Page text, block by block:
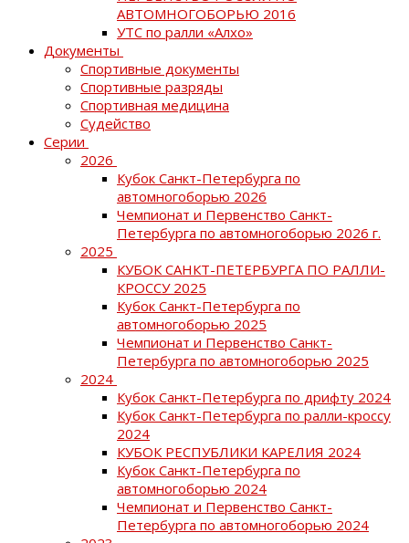
АВТОМНОГОБОРЬЮ 2016
УТС по ралли «Алхо»
Документы
Спортивные документы
Спортивные разряды
Спортивная медицина
Судейство
Серии
2026
Кубок Санкт-Петербурга по
автомногоборью 2026
Чемпионат и Первенство Санкт-
Петербурга по автомногоборью 2026 г.
2025
КУБОК САНКТ-ПЕТЕРБУРГА ПО РАЛЛИ-
КРОССУ 2025
Кубок Санкт-Петербурга по
автомногоборью 2025
Чемпионат и Первенство Санкт-
Петербурга по автомногоборью 2025
2024
Кубок Санкт-Петербурга по дрифту 2024
Кубок Санкт-Петербурга по ралли-кроссу
2024
КУБОК РЕСПУБЛИКИ КАРЕЛИЯ 2024
Кубок Санкт-Петербурга по
автомногоборью 2024
Чемпионат и Первенство Санкт-
Петербурга по автомногоборью 2024